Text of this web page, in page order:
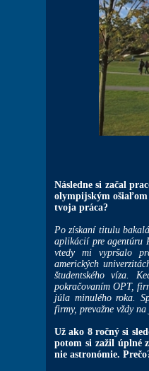
Následne si začal
olympijským ošiaľom
tvoja práca?
Po získaní titulu
aplikácií pre agentúru
vtedy mi vypršalo
amerických
študentského víza.
pokračovaním OPT,
júla minulého roka.
firmy, prevažne vždy
Už ako 8 ročný si
potom si zažil úplné
nie astronómie.